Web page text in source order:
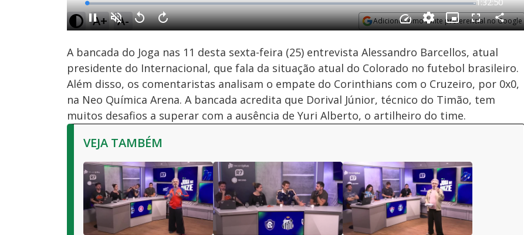
A+ A- Adicione como fonte preferencial no Google
Ativar
Som
Loaded:
0.65%
Velocidade
A bancada do Joga nas 11 desta sexta-feira (25) entrevista Alessandro Barcellos, atual
presidente do Internacional, que fala da situação atual do Colorado no futebol brasileiro.
Além disso, os comentaristas analisam o empate do Corinthians com o Cruzeiro, por 0x0,
na Neo Química Arena. A bancada acredita que Dorival Júnior, técnico do Timão, tem
muitos desafios a superar com a ausência de Yuri Alberto, o artilheiro do time.
VEJA TAMBÉM